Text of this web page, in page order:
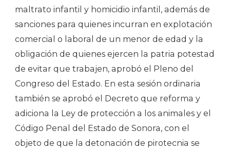
maltrato infantil y homicidio infantil, además de
sanciones para quienes incurran en explotación
comercial o laboral de un menor de edad y la
obligación de quienes ejercen la patria potestad
de evitar que trabajen, aprobó el Pleno del
Congreso del Estado. En esta sesión ordinaria
también se aprobó el Decreto que reforma y
adiciona la Ley de protección a los animales y el
Código Penal del Estado de Sonora, con el
objeto de que la detonación de pirotecnia se